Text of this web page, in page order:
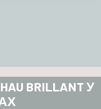
BRILLANT У